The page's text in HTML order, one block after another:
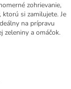
zohrievanie,
si zamilujete. Je
na prípravu
zeleniny a omáčok.